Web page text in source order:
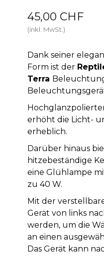
45,00 CHF
(inkl. MwSt.)
Dank seiner
Form ist der
Terra
erhöht die Licht-
erheblich.
Darüber hinaus
hitzebeständige
eine Glühlampe
zu 40 W.
Mit der
Gerät von links
werden, um die
an einen
Das Gerät kann